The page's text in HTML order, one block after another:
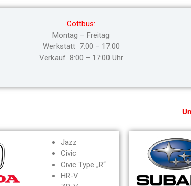
Cottbus:
Montag – Freitag
Werkstatt 7:00 – 17:00
Verkauf 8:00 – 17:00 Uhr
Jazz
Civic
Civic Type „R“
HR-V